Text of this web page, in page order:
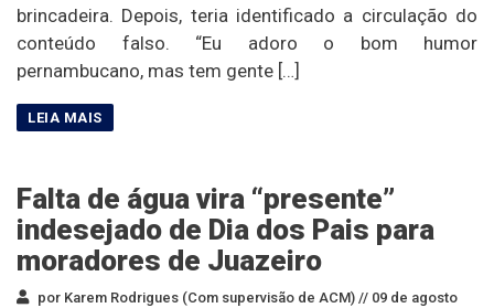
brincadeira. Depois, teria identificado a circulação do
conteúdo falso. “Eu adoro o bom humor
pernambucano, mas tem gente […]
Falta de água vira “presente”
indesejado de Dia dos Pais para
moradores de Juazeiro
por Karem Rodrigues (Com supervisão de ACM) // 09 de agosto